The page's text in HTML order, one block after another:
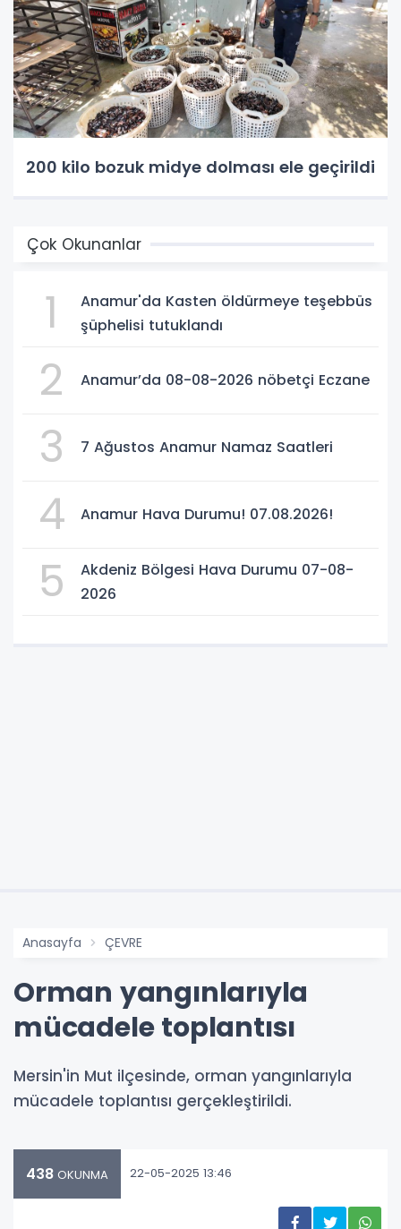
200 kilo bozuk midye dolması ele geçirildi
Çok Okunanlar
1
Anamur'da Kasten öldürmeye teşebbüs
şüphelisi tutuklandı
2 Anamur’da 08-08-2026 nöbetçi Eczane
3 7 Ağustos Anamur Namaz Saatleri
4 Anamur Hava Durumu! 07.08.2026!
5
Akdeniz Bölgesi Hava Durumu 07-08-
2026
Anasayfa ÇEVRE
Orman yangınlarıyla
mücadele toplantısı
Mersin'in Mut ilçesinde, orman yangınlarıyla
mücadele toplantısı gerçekleştirildi.
438 OKUNMA 22-05-2025 13:46